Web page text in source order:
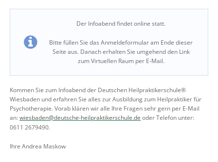
Der Infoabend findet online statt.
Bitte füllen Sie das Anmeldeformular am Ende dieser
Seite aus. Danach erhalten Sie umgehend den Link
zum Virtuellen Raum per E-Mail.
Kommen Sie zum Infoabend der Deutschen Heilpraktikerschule®
Wiesbaden und erfahren Sie alles zur Ausbildung zum Heilpraktiker für
Psychotherapie. Vorab klären wir alle Ihre Fragen sehr gern per E-Mail
an:wiesbaden@deutsche-heilpraktikerschule.de oder Telefon unter:
0611 2679490.
Ihre Andrea Maskow